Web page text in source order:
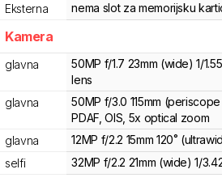
Eksterna
nema slot za memorijsku
Kamera
glavna
50MP f/1.7 23mm (wide) 1/
lens
glavna
50MP f/3.0 115mm
PDAF, OIS, 5x optical zoom
glavna
12MP f/2.2 15mm 120˚
selfi
32MP f/2.2 21mm (wide) 1/